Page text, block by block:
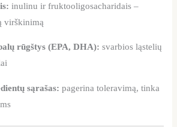
inulinu ir fruktooligosacharidais –
virškinimą
rūgštys (EPA, DHA): svarbios ląstelių
sąrašas: pagerina toleravimą, tinka